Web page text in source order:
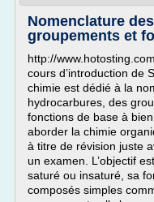
Nomenclature
groupements et
http://
cours d’introduction de
chimie est dédié à la
hydrocarbures, des
fonctions de base à
aborder la chimie
à titre de révision juste
un examen. L’objectif
saturé ou insaturé, sa
composés simples